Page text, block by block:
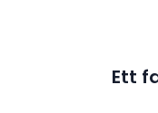
Ett